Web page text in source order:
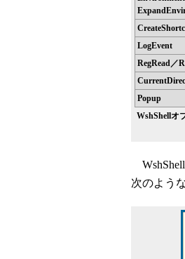
LogEvent
RegRead／
Popup
WshShellオ
次のよう